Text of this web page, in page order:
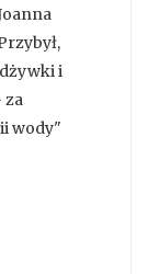
i
za
wody"